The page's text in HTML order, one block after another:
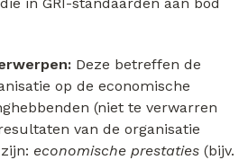
Deze betreffen de
op de economische
(niet te verwarren
van de organisatie
economische prestaties (bijv.